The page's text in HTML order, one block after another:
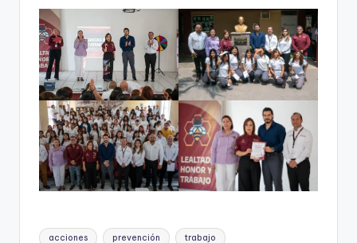
Etiquetas:
acciones prevención trabajo